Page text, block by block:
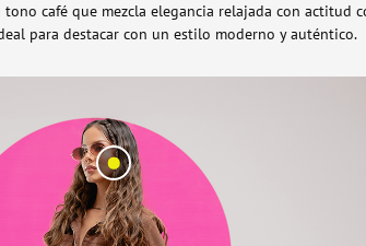
café que mezcla elegancia relajada con
para destacar con un estilo moderno y auténtico.